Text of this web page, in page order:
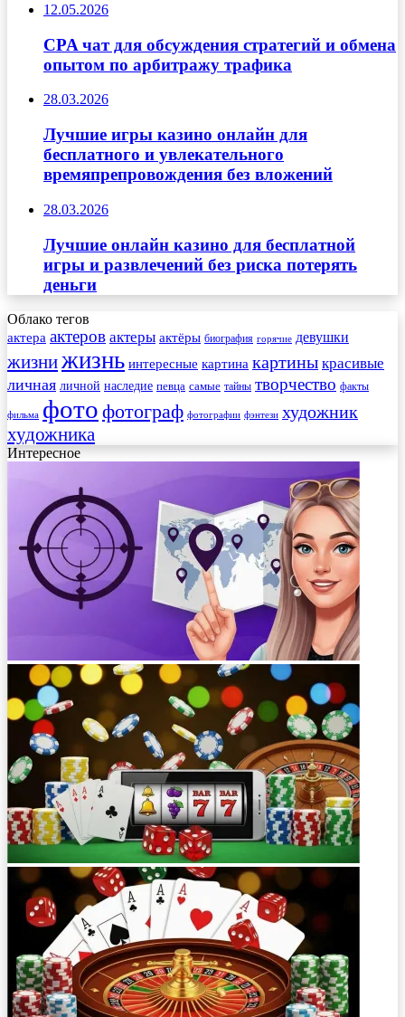
12.05.2026
CPA чат для обсуждения стратегий и обмена
опытом по арбитражу трафика
28.03.2026
Лучшие игры казино онлайн для
бесплатного и увлекательного
времяпрепровождения без вложений
28.03.2026
Лучшие онлайн казино для бесплатной
игры и развлечений без риска потерять
деньги
Облако тегов
актера актеров актеры актёры биография горячие девушки
жизнижизнь интересные картина картины красивые
личная личной наследие певца самые тайны творчество факты
фильма фото фотограф фотографии фэнтези художник
художника
Интересное